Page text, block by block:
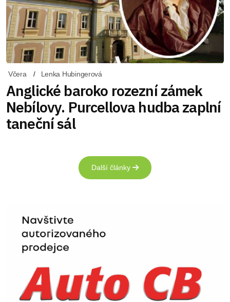
Včera Lenka Hubingerová
Anglické baroko rozezní zámek
Nebílovy. Purcellova hudba zaplní
taneční sál
Další články